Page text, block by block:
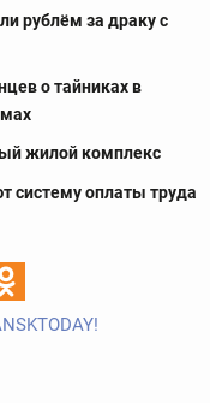
рублём за драку с
о тайниках в
жилой комплекс
систему оплаты труда